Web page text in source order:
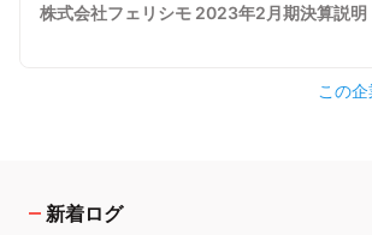
株式会社フェリシモ 2023年2月期決算説明
この
新着ログ